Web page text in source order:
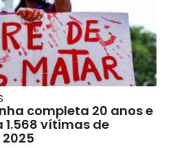
completa 20 anos e
1.568 vítimas de